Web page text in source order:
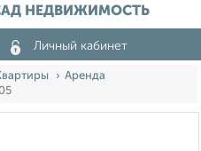
НЕДВИЖИМОСТЬ
Личный кабинет
Аренда